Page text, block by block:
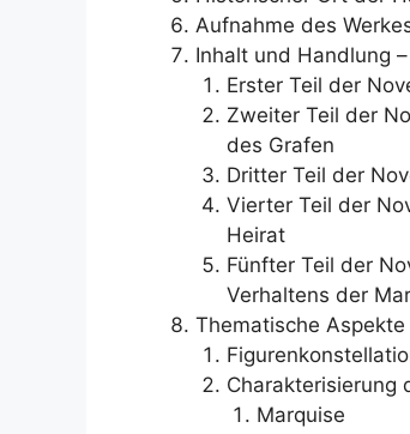
Aufnahme des
Inhalt und Handlung
Erster Teil der
Zweiter Teil der
des Grafen
Dritter Teil der
Vierter Teil der
Heirat
Fünfter Teil der
Verhaltens der
Thematische Aspekte
Charakterisierung
Marquise